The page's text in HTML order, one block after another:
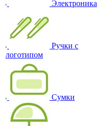
Электроника
Ручки с
логотипом
Сумки